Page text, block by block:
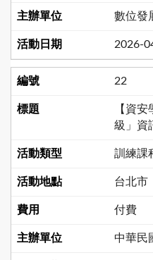
數位發
2026-
22
【資
級」資
訓練課
台北市
付費
中華民